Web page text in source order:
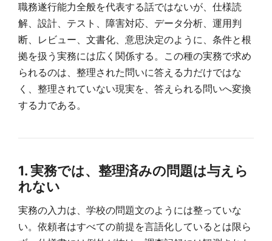
職務遂行能力全般を代表する話ではないが、仕様読
解、設計、テスト、障害対応、データ分析、運用判
断、レビュー、文書化、意思決定のように、条件と根
拠を扱う実務には広く関係する。この種の実務で求め
られるのは、整理された問いに答える力だけではな
く、整理されていない現実を、答えられる問いへ変換
する力である。
1. 実務では、整理済みの問題は与えら
れない
実務の入力は、学校の問題文のようには整っていな
い。依頼者はすべての前提を言語化しているとは限ら